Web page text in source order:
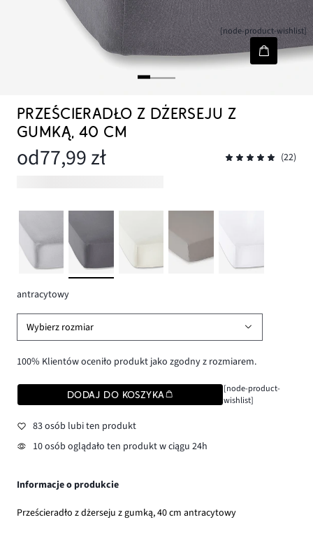
[node-product-wishlist]
PRZEŚCIERADŁO Z DŻERSEJU Z
GUMKĄ, 40 CM
od77,99 zł (22)
antracytowy
Wybierz rozmiar
100% Klientów oceniło produkt jako zgodny z rozmiarem.
DODAJ DO KOSZYKA
[node-product-
wishlist]
83 osób lubi ten produkt
10 osób oglądało ten produkt w ciągu 24h
Informacje o produkcie
Prześcieradło z dżerseju z gumką, 40 cm antracytowy